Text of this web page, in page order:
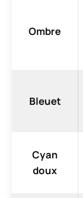
Ombre
Bleuet
Cyan
doux